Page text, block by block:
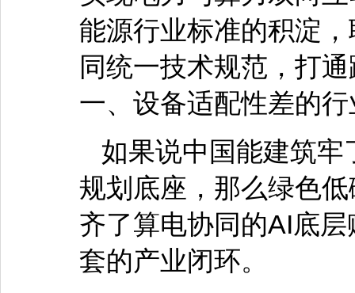
能源行业标准的积淀
同统一技术规范，打
一、设备适配性差的
如果说中国能建筑
规划底座，那么绿色
齐了算电协同的AI底
套的产业闭环。